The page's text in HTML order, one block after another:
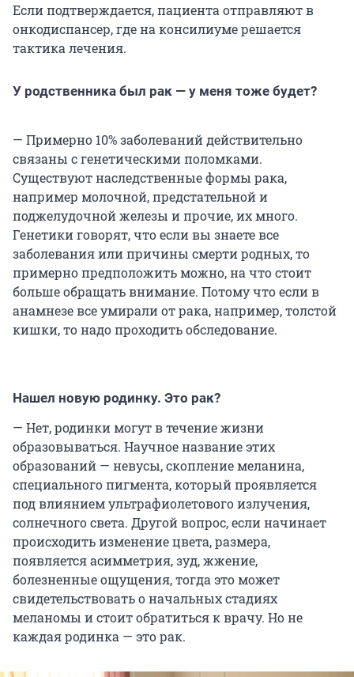
Если подтверждается, пациента отправляют в
онкодиспансер, где на консилиуме решается
тактика лечения.
У родственника был рак — у меня тоже будет?
— Примерно 10% заболеваний действительно
связаны с генетическими поломками.
Существуют наследственные формы рака,
например молочной, предстательной и
поджелудочной железы и прочие, их много.
Генетики говорят, что если вы знаете все
заболевания или причины смерти родных, то
примерно предположить можно, на что стоит
больше обращать внимание. Потому что если в
анамнезе все умирали от рака, например, толстой
кишки, то надо проходить обследование.
Нашел новую родинку. Это рак?
— Нет, родинки могут в течение жизни
образовываться. Научное название этих
образований — невусы, скопление меланина,
специального пигмента, который проявляется
под влиянием ультрафиолетового излучения,
солнечного света. Другой вопрос, если начинает
происходить изменение цвета, размера,
появляется асимметрия, зуд, жжение,
болезненные ощущения, тогда это может
свидетельствовать о начальных стадиях
меланомы и стоит обратиться к врачу. Но не
каждая родинка — это рак.